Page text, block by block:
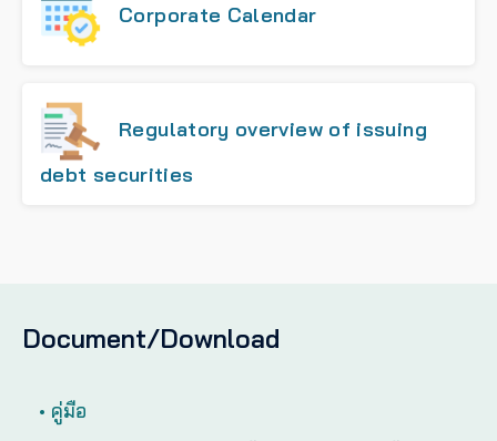
Corporate Calendar
Regulatory overview of issuing
debt securities
Document/Download
• คู่มือ